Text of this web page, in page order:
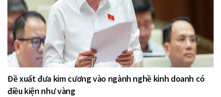
Đề xuất đưa kim cương vào ngành nghề kinh doanh có
điều kiện như vàng